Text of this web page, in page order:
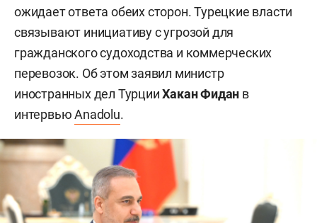
ожидает ответа обеих сторон. Турецкие власти
связывают инициативу с угрозой для
гражданского судоходства и коммерческих
перевозок. Об этом заявил министр
иностранных дел ТурцииХакан Фидан в
интервьюAnadolu.